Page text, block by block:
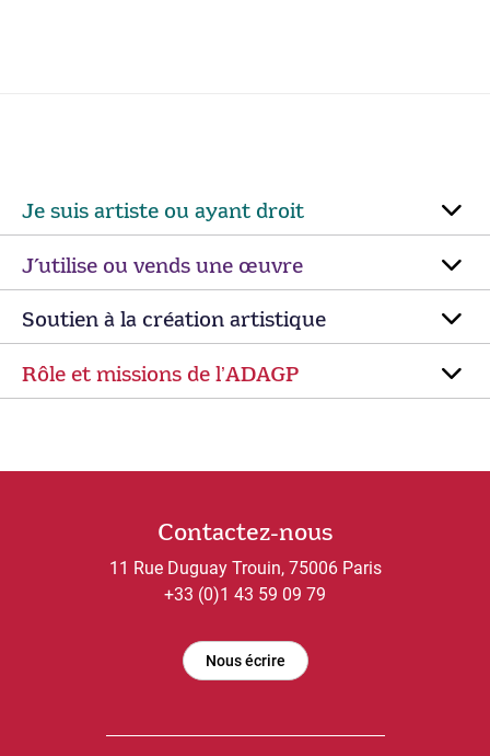
Je suis artiste ou ayant droit
J’utilise ou vends une œuvre
Soutien à la création artistique
Rôle et missions de lʼADAGP
Contactez-nous
11 Rue Duguay Trouin, 75006 Paris
+33 (0)1 43 59 09 79
Nous écrire